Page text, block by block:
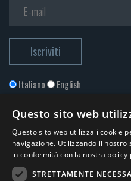
Italiano English
Questo sito web
Questo sito web utilizza i cookie
navigazione. Utilizzando il nostro
in conformità con la nostra policy
STRETTAMENTE